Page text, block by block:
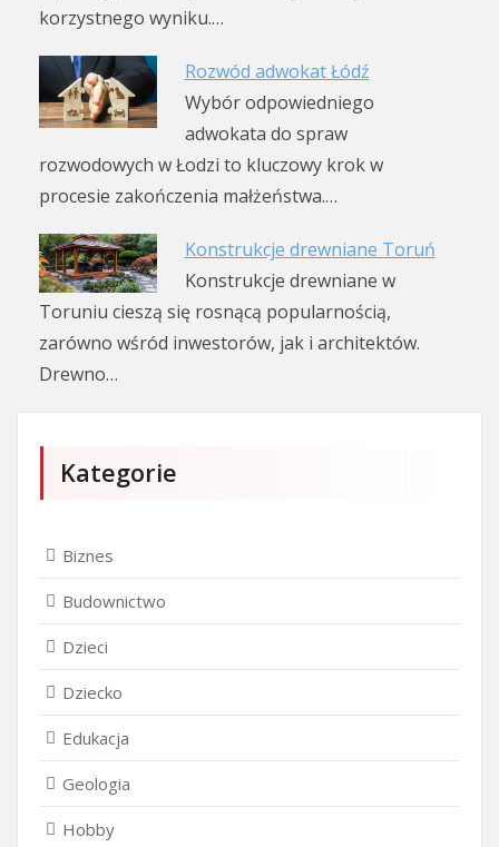
korzystnego wyniku.…
Rozwód adwokat Łódź
Wybór odpowiedniego
adwokata do spraw
rozwodowych w Łodzi to kluczowy krok w
procesie zakończenia małżeństwa.…
Konstrukcje drewniane Toruń
Konstrukcje drewniane w
Toruniu cieszą się rosnącą popularnością,
zarówno wśród inwestorów, jak i architektów.
Drewno…
Kategorie
Biznes
Budownictwo
Dzieci
Dziecko
Edukacja
Geologia
Hobby